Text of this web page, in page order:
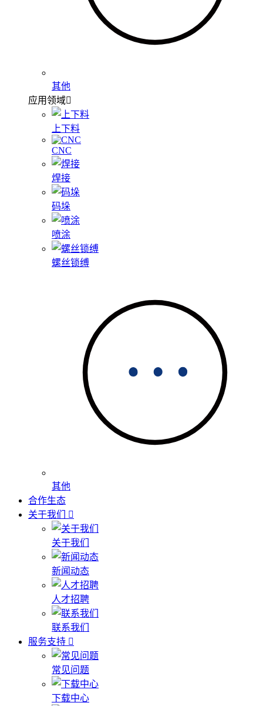
其他
应用领域
上下料
CNC
焊接
码垛
喷涂
螺丝锁缚
其他
合作生态
关于我们
关于我们
新闻动态
人才招聘
联系我们
服务支持
常见问题
下载中心